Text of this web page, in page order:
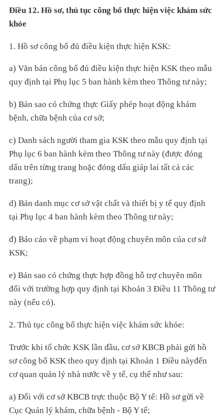
Điều 12. Hồ sơ, thủ tục công bố thực hiện việc khám sức
khỏe
1. Hồ sơ công bố đủ điều kiện thực hiện KSK:
a) Văn bản công bố đủ điều kiện thực hiện KSK theo mẫu
quy định tại Phụ lục 5 ban hành kèm theo Thông tư này;
b) Bản sao có chứng thực Giấy phép hoạt động khám
bệnh, chữa bệnh của cơ sở;
c) Danh sách người tham gia KSK theo mẫu quy định tại
Phụ lục 6 ban hành kèm theo Thông tư này (được đóng
dấu trên từng trang hoặc đóng dấu giáp lai tất cả các
trang);
d) Bản danh mục cơ sở vật chất và thiết bị y tế quy định
tại Phụ lục 4 ban hành kèm theo Thông tư này;
đ) Báo cáo về phạm vi hoạt động chuyên môn của cơ sở
KSK;
e) Bản sao có chứng thực hợp đồng hỗ trợ chuyên môn
đối với trường hợp quy định tại Khoản 3 Điều 11 Thông tư
này (nếu có).
2. Thủ tục công bố thực hiện việc khám sức khỏe:
Trước khi tổ chức KSK lần đầu, cơ sở KBCB phải gửi hồ
sơ công bố KSK theo quy định tại Khoản 1 Điều nàyđến
cơ quan quản lý nhà nước về y tế, cụ thể như sau:
a) Đối với cơ sở KBCB trực thuộc Bộ Y tế: Hồ sơ gửi về
Cục Quản lý khám, chữa bệnh - Bộ Y tế;